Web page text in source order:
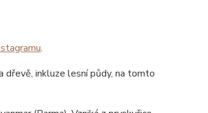
.
dřevě, inkluze lesní půdy, na tomto